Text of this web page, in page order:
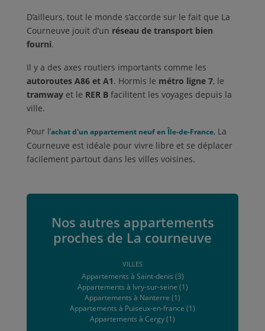
D’ailleurs, tout le monde s’accorde sur le fait que La
Courneuve jouit d’un réseau de transport bien
fourni.
Il y a des axes routiers importants comme les
autoroutes A86 et A1. Hormis le métro ligne 7, le
tramway et le RER B facilitent les voyages depuis la
ville.
Pour l’achat d'un appartement neuf en Île-de-France, La
Courneuve est idéale pour vivre libre et se déplacer
facilement partout dans les villes voisines.
Nos autres appartements
proches de La courneuve
VILLES
Appartements à Saint-denis (3)
Appartements à Ivry-sur-seine (1)
Appartements à Nanterre (1)
Appartements à Puiseux-en-france (1)
Appartements à Cergy (1)